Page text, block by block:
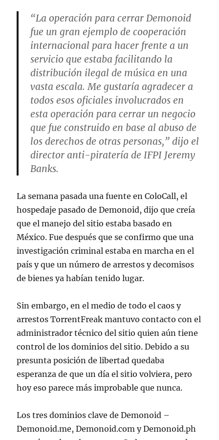
“La operación para cerrar Demonoid
fue un gran ejemplo de cooperación
internacional para hacer frente a un
servicio que estaba facilitando la
distribución ilegal de música en una
vasta escala. Me gustaría agradecer a
todos esos oficiales involucrados en
esta operación para cerrar un negocio
que fue construido en base al abuso de
los derechos de otras personas,” dijo el
director anti-piratería de IFPI Jeremy
Banks.
La semana pasada una fuente en ColoCall, el
hospedaje pasado de Demonoid, dijo que creía
que el manejo del sitio estaba basado en
México. Fue después que se confirmo que una
investigación criminal estaba en marcha en el
país y que un número de arrestos y decomisos
de bienes ya habían tenido lugar.
Sin embargo, en el medio de todo el caos y
arrestos TorrentFreak mantuvo contacto con el
administrador técnico del sitio quien aún tiene
control de los dominios del sitio. Debido a su
presunta posición de libertad quedaba
esperanza de que un día el sitio volviera, pero
hoy eso parece más improbable que nunca.
Los tres dominios clave de Demonoid –
Demonoid.me, Demonoid.com y Demonoid.ph